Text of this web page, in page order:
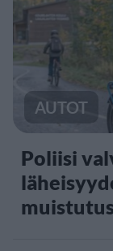
AUTOT
Poliisi
muistutus